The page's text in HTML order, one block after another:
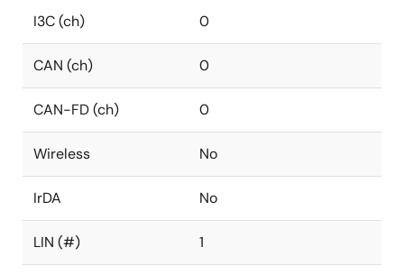
I3C (ch) 0
CAN (ch) 0
CAN-FD (ch) 0
Wireless No
IrDA No
LIN (#) 1